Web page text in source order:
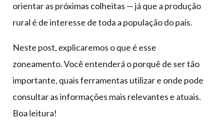
orientar as próximas colheitas — já que a produção
rural é de interesse de toda a população do país.
Neste post, explicaremos o que é esse
zoneamento. Você entenderá o porquê de ser tão
importante, quais ferramentas utilizar e onde pode
consultar as informações mais relevantes e atuais.
Boa leitura!